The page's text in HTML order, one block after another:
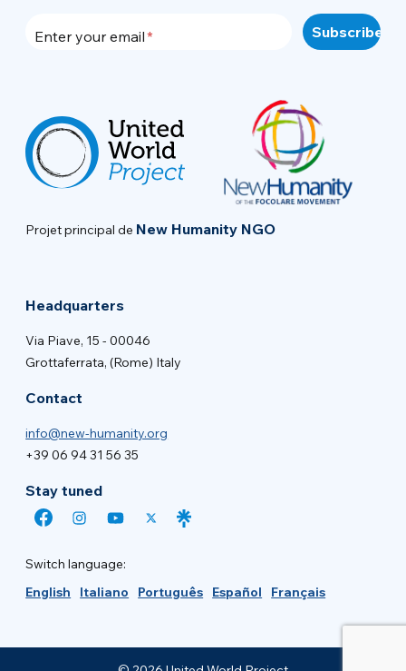
Enter your email
Projet principal de New Humanity NGO
Headquarters
Via Piave, 15 - 00046
Grottaferrata, (Rome) Italy
Contact
info@new-humanity.org
+39 06 94 31 56 35
Stay tuned
Switch language:
English
Italiano Português Español Français